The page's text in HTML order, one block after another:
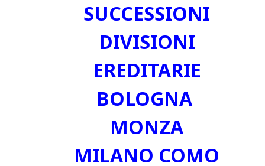
SUCCESSIONI
DIVISIONI
EREDITARIE
BOLOGNA
MONZA
MILANO COMO